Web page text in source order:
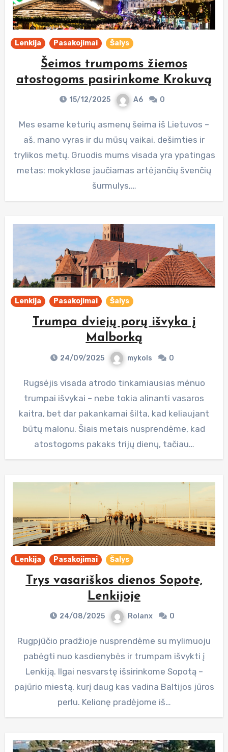
Lenkija Pasakojimai Šalys
Šeimos trumpoms žiemos
atostogoms pasirinkome Krokuvą
15/12/2025 A6 0
Mes esame keturių asmenų šeima iš Lietuvos –
aš, mano vyras ir du mūsų vaikai, dešimties ir
trylikos metų. Gruodis mums visada yra ypatingas
metas: mokyklose jaučiamas artėjančių švenčių
šurmulys,…
Lenkija Pasakojimai Šalys
Trumpa dviejų porų išvyka į
Malborką
24/09/2025 mykols 0
Rugsėjis visada atrodo tinkamiausias mėnuo
trumpai išvykai – nebe tokia alinanti vasaros
kaitra, bet dar pakankamai šilta, kad keliaujant
būtų malonu. Šiais metais nusprendėme, kad
atostogoms pakaks trijų dienų, tačiau…
Lenkija Pasakojimai Šalys
Trys vasariškos dienos Sopote,
Lenkijoje
24/08/2025 Rolanx 0
Rugpjūčio pradžioje nusprendėme su mylimuoju
pabėgti nuo kasdienybės ir trumpam išvykti į
Lenkiją. Ilgai nesvarstę išsirinkome Sopotą –
pajūrio miestą, kurį daug kas vadina Baltijos jūros
perlu. Kelionę pradėjome iš…